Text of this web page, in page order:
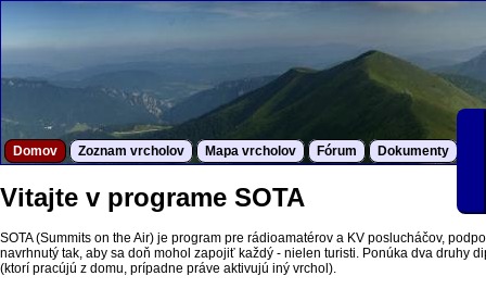
Domov Zoznam vrcholov Mapa vrcholov Fórum Dokumenty
Vitajte v programe SOTA
SOTA (Summits on the Air) je program pre rádioamatérov a KV poslucháčov,
navrhnutý tak, aby sa doň mohol zapojiť každý - nielen turisti. Ponúka dva druhy
(ktorí pracújú z domu, prípadne práve aktivujú iný vrchol).